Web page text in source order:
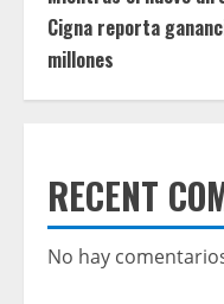
Cigna reporta
millones
RECENT
No hay